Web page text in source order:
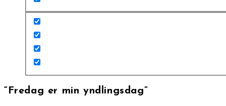
“Fredag er min yndlingsdag”